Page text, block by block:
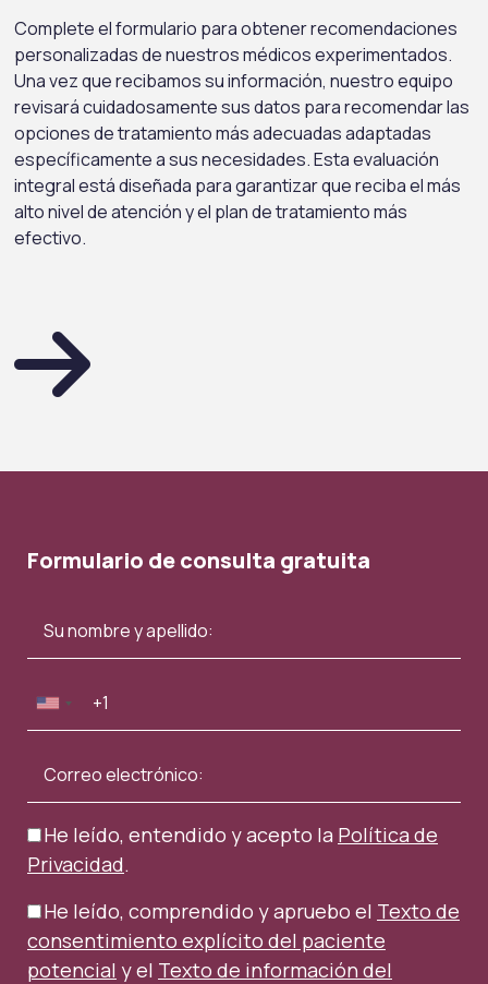
Complete el formulario para obtener recomendaciones
personalizadas de nuestros médicos experimentados.
Una vez que recibamos su información, nuestro equipo
revisará cuidadosamente sus datos para recomendar las
opciones de tratamiento más adecuadas adaptadas
específicamente a sus necesidades. Esta evaluación
integral está diseñada para garantizar que reciba el más
alto nivel de atención y el plan de tratamiento más
efectivo.
Formulario de consulta gratuita
He leído, entendido y acepto la Política de
Privacidad.
He leído, comprendido y apruebo el Texto de
consentimiento explícito del paciente
potencial y el Texto de información del